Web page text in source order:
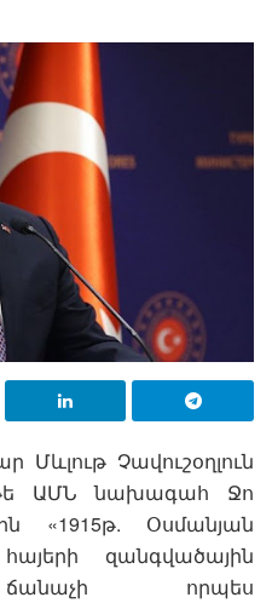
Չավուշօղլուն
ԱՄՆ նախագահ Ջո
«1915թ. Օսմանյան
զանգվածային
ճանաչի որպես